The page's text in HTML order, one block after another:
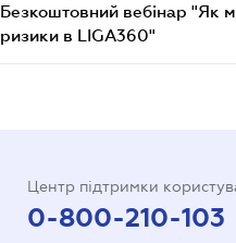
Безкоштовний вебінар "Як
ризики в LIGA360"
Центр підтримки
0-800-210-103